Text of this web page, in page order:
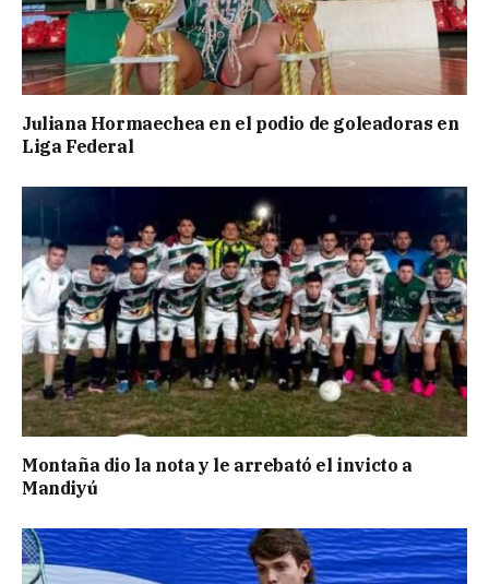
Juliana Hormaechea en el podio de goleadoras en
Liga Federal
Montaña dio la nota y le arrebató el invicto a
Mandiyú